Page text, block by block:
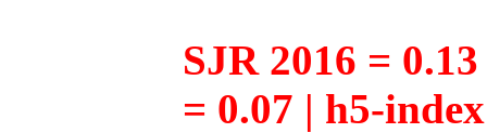
SJR 2016 =
= 0.07 | h5-